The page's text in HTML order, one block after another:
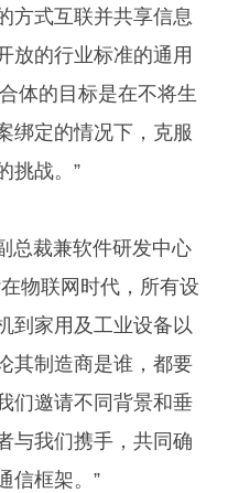
方式互联并共享信息
放的行业标准的通用
体的目标是在不将生
绑定的情况下，克服
挑战。”
裁兼软件研发中心
物联网时代，所有设
到家用及工业设备以
其制造商是谁，都要
们邀请不同背景和垂
与我们携手，共同确
信框架。”